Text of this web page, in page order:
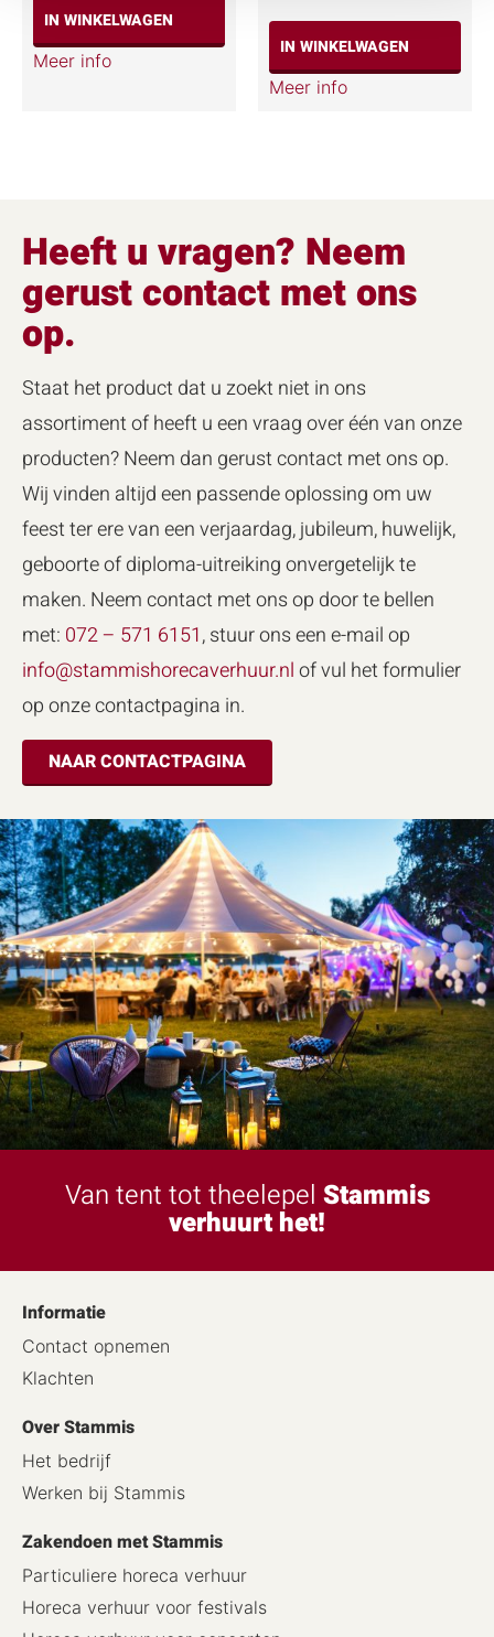
IN WINKELWAGEN
Meer info
IN WINKELWAGEN
Meer info
Heeft u vragen? Neem
gerust contact met ons
op.
Staat het product dat u zoekt niet in ons
assortiment of heeft u een vraag over één van onze
producten? Neem dan gerust contact met ons op.
Wij vinden altijd een passende oplossing om uw
feest ter ere van een verjaardag, jubileum, huwelijk,
geboorte of diploma-uitreiking onvergetelijk te
maken. Neem contact met ons op door te bellen
met: 072 – 571 6151, stuur ons een e-mail op
info@stammishorecaverhuur.nlof vul het formulier
op onze contactpagina in.
NAAR CONTACTPAGINA
Van tent tot theelepel Stammis
verhuurt het!
Informatie
Contact opnemen
Klachten
Over Stammis
Het bedrijf
Werken bij Stammis
Zakendoen met Stammis
Particuliere horeca verhuur
Horeca verhuur voor festivals